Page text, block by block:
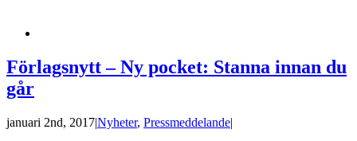
Förlagsnytt – Ny pocket: Stanna innan du
går
januari 2nd, 2017|Nyheter, Pressmeddelande|